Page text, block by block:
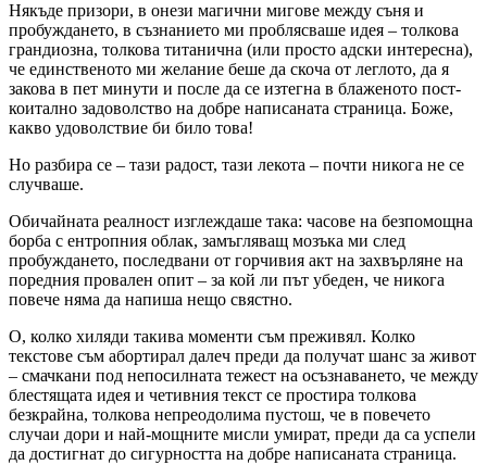
Някъде призори, в онези магични мигове между съня и
пробуждането, в съзнанието ми проблясваше идея – толкова
грандиозна, толкова титанична (или просто адски интересна),
че единственото ми желание беше да скоча от леглото, да я
закова в пет минути и после да се изтегна в блаженото пост-
коитално задоволство на добре написаната страница. Боже,
какво удоволствие би било това!
Но разбира се – тази радост, тази лекота – почти никога не се
случваше.
Обичайната реалност изглеждаше така: часове на безпомощна
борба с ентропния облак, замъгляващ мозъка ми след
пробуждането, последвани от горчивия акт на захвърляне на
поредния провален опит – за кой ли път убеден, че никога
повече няма да напиша нещо свястно.
О, колко хиляди такива моменти съм преживял. Колко
текстове съм абортирал далеч преди да получат шанс за живот
– смачкани под непосилната тежест на осъзнаването, че между
блестящата идея и четивния текст се простира толкова
безкрайна, толкова непреодолима пустош, че в повечето
случаи дори и най-мощните мисли умират, преди да са успели
да достигнат до сигурността на добре написаната страница.